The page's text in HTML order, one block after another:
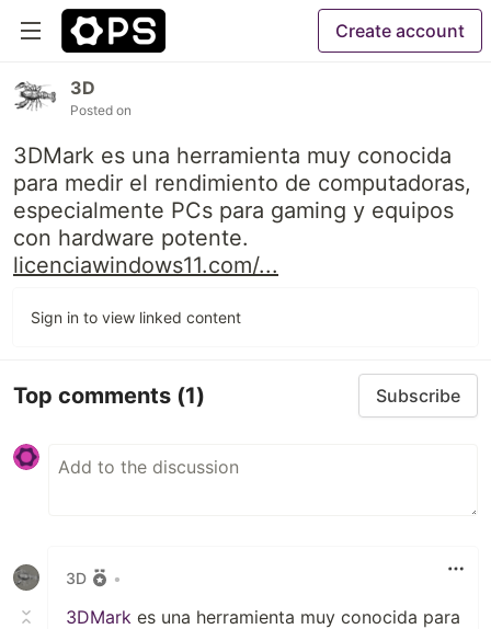
Create account
3D
Posted on
3DMark es una herramienta muy conocida
para medir el rendimiento de computadoras,
especialmente PCs para gaming y equipos
con hardware potente.
licenciawindows11.com/...
Sign in to view linked content
Top comments (1) Subscribe
3D •
3DMark es una herramienta muy conocida para